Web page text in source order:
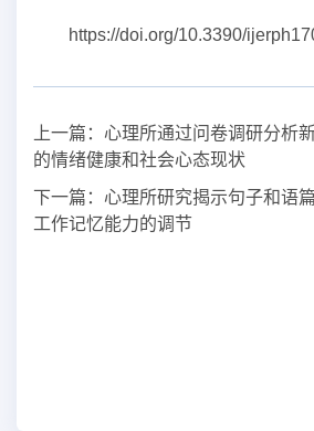
https://doi.org/10.3390/
上一篇： 心理所通过问卷调研分析
的情绪健康和社会心态现状
下一篇： 心理所研究揭示句子和语
工作记忆能力的调节